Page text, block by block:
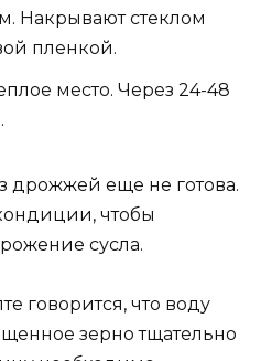
Накрывают стеклом
пленкой.
место. Через 24-48
дрожжей еще не готова.
чтобы
сусла.
говорится, что воду
зерно тщательно